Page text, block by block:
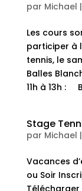
par Michael |
Les cours
participer à
tennis, le
Balles
11h à 13h :
Stage
par Michael |
Vacances
ou Soir
Télécharger